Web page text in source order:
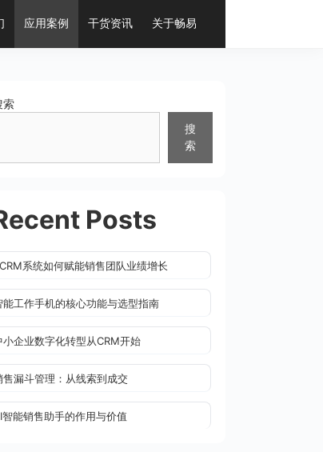
应用案例 干货资讯 关于畅易
索
搜
索
Posts
系统如何赋能销售团队业绩增长
能工作手机的核心功能与选型指南
小企业数字化转型从CRM开始
售漏斗管理：从线索到成交
智能销售助手的作用与价值